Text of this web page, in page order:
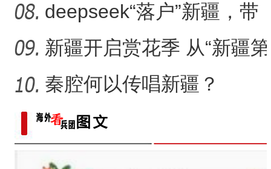
年足球村”：民间赛事拉
deepseek“落户”新疆，带
来了什么？
新疆开启赏花季 从“新疆第
一春”启程感受浪漫之旅
秦腔何以传唱新疆？